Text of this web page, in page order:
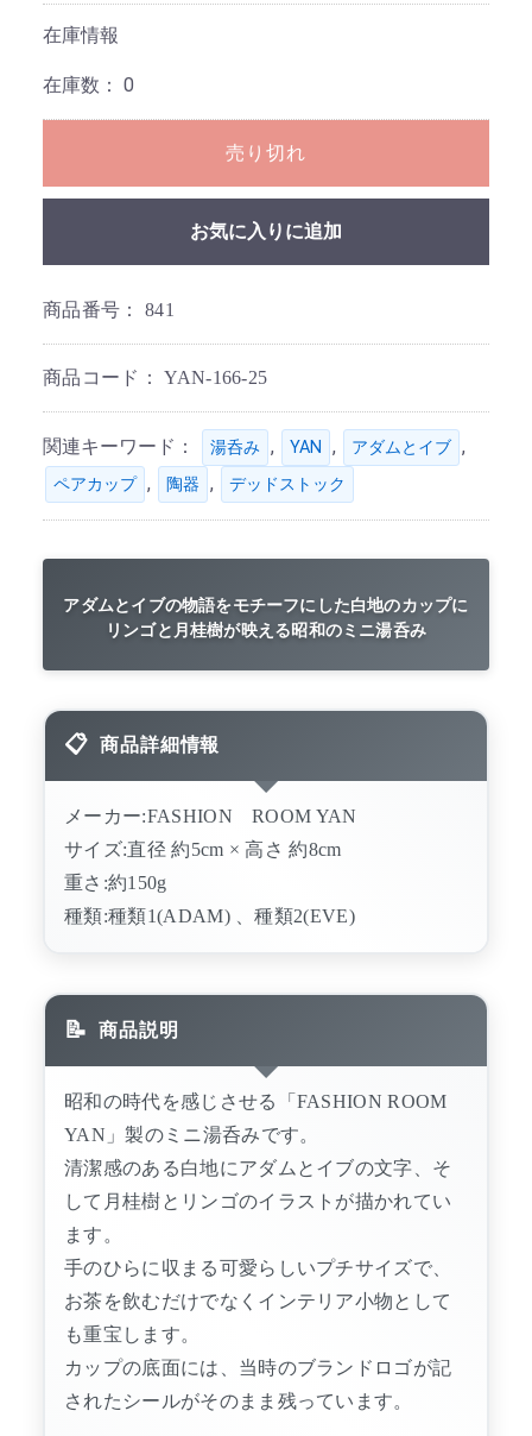
在庫情報
在庫数： 0
売り切れ
お気に入りに追加
商品番号： 841
商品コード：YAN-166-25
関連キーワード： 湯呑み , YAN , アダムとイブ ,
ペアカップ , 陶器 , デッドストック
アダムとイブの物語をモチーフにした白地のカップに
リンゴと月桂樹が映える昭和のミニ湯呑み
商品詳細情報
メーカー:FASHION ROOM YAN
サイズ:直径 約5cm × 高さ 約8cm
重さ:約150g
種類:種類1(ADAM) 、種類2(EVE)
商品説明
昭和の時代を感じさせる「FASHION ROOM
YAN」製のミニ湯呑みです。
清潔感のある白地にアダムとイブの文字、そ
して月桂樹とリンゴのイラストが描かれてい
ます。
手のひらに収まる可愛らしいプチサイズで、
お茶を飲むだけでなくインテリア小物として
も重宝します。
カップの底面には、当時のブランドロゴが記
されたシールがそのまま残っています。